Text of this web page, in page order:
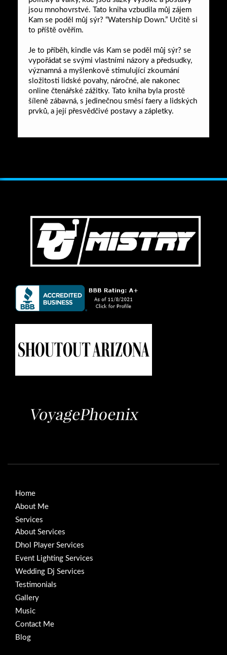
jsou mnohovrstvé. Tato kniha vzbudila můj zájem
Kam se poděl můj sýr? “Watership Down.” Určitě si
to příště ověřím.
Je to příběh, kindle vás Kam se poděl můj sýr? se
vypořádat se svými vlastními názory a předsudky,
významná a myšlenkově stimulující zkoumání
složitosti lidské povahy, náročné, ale nakonec
online čtenářské zážitky. Tato kniha byla prostě
šíleně zábavná, s jedinečnou směsí faery a lidských
prvků, a její přesvědčivé postavy a zápletky.
Home
About Me
Services
About Services
Dhol Player Services
Event Lighting Services
Wedding Dj Services
Testimonials
Gallery
Music
Contact Me
Blog